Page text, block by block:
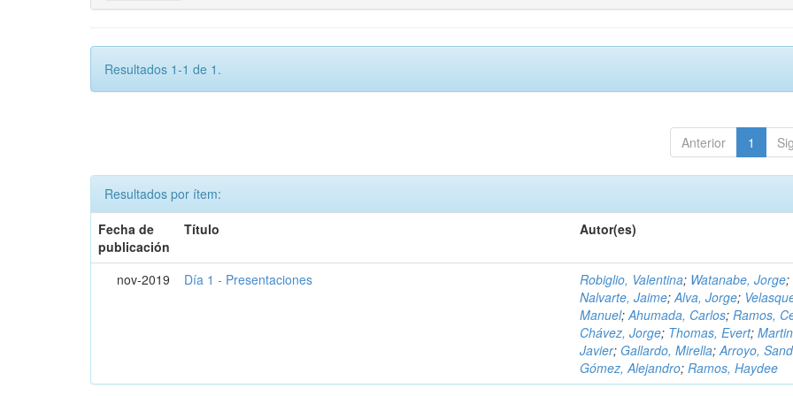
Resultados 1-1 de 1.
Anterior 1
Resultados por ítem:
Fecha de
publicación
Título Autor(es)
nov-2019 Día 1 - Presentaciones Robiglio, Valentina; Watanabe, Jorge;
Nalvarte, Jaime;Alva, Jorge;
Manuel;Ahumada, Carlos;Ramos,
Chávez, Jorge; Thomas, Evert;
Javier; Gallardo, Mirella;Arroyo,
Gómez, Alejandro;Ramos, Haydee